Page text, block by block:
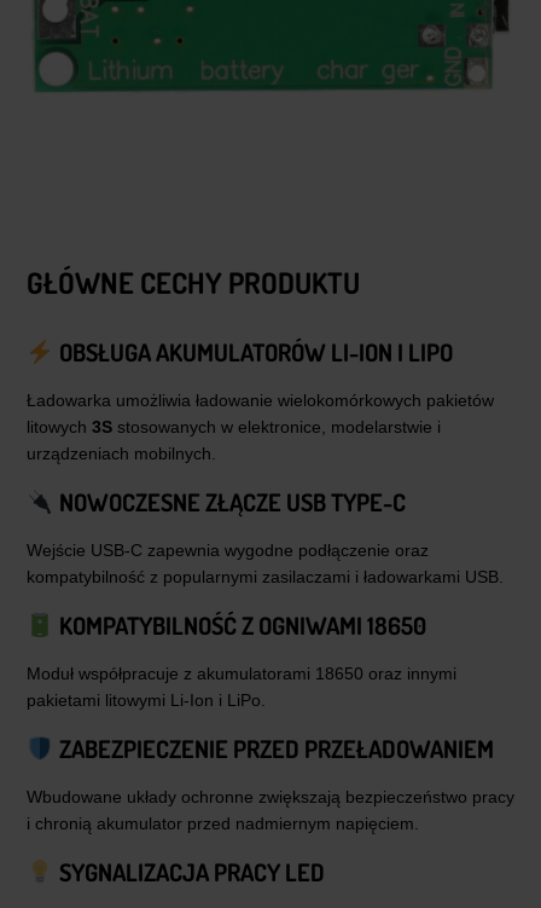
GŁÓWNE CECHY PRODUKTU
OBSŁUGA AKUMULATORÓW LI-ION I LIPO
Ładowarka umożliwia ładowanie wielokomórkowych pakietów
litowych 3S stosowanych w elektronice, modelarstwie i
urządzeniach mobilnych.
NOWOCZESNE ZŁĄCZE USB TYPE-C
Wejście USB-C zapewnia wygodne podłączenie oraz
kompatybilność z popularnymi zasilaczami i ładowarkami USB.
KOMPATYBILNOŚĆ Z OGNIWAMI 18650
Moduł współpracuje z akumulatorami 18650 oraz innymi
pakietami litowymi Li-Ion i LiPo.
ZABEZPIECZENIE PRZED PRZEŁADOWANIEM
Wbudowane układy ochronne zwiększają bezpieczeństwo pracy
i chronią akumulator przed nadmiernym napięciem.
SYGNALIZACJA PRACY LED